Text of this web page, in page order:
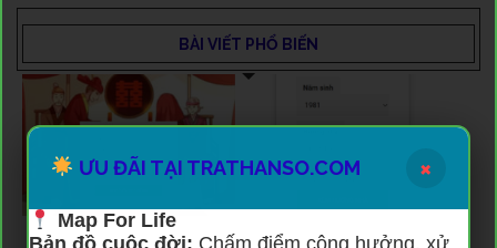
BÀI VIẾT PHỔ BIẾN
ƯU ĐÃI TẠI TRATHANSO.COM ×
Map For Life
Bản đồ cuộc đời: Chấm điểm cộng hưởng, xử